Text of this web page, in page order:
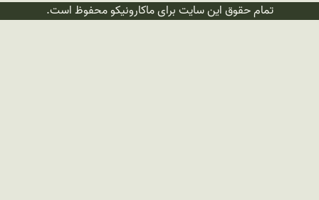
تمام حقوق این سایت برای ماکارونیکو محفوظ است.